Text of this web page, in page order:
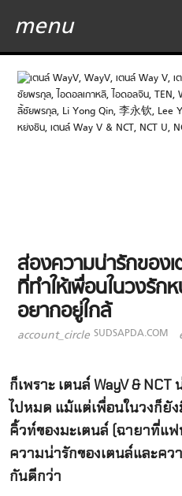
menu
ส่องความน่ารักของ
ที่ทำให้เพื่อนในวงรัก
อยากอยู่ใกล้
account_circle SUDSAPDA.COM
ก็เพราะ เตนล์ WayV &
ไปหมด แม้แต่เพื่อนในวงก็ยั
คิ้วท์ของมะเตนล์ (ฉายาที่แฟ
ความน่ารักของเตนล์และคว
กันดีกว่า